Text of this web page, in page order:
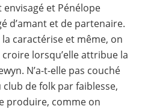
envisagé et Pénélope
d’amant et de partenaire.
la caractérise et même, on
lorsqu’elle attribue la
N’a-t-elle pas couché
de folk par faiblesse,
produire, comme on